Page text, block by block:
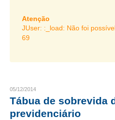
LIVRO GESTÃO 2026-2029
SUBSEDES SINDICAIS
CRESCE BRASIL
CONSELHO TECNOLÓGICO
Atenção
JUser: :_load: Não foi
69
05/12/2014
Tábua de sobrevida
previdenciário